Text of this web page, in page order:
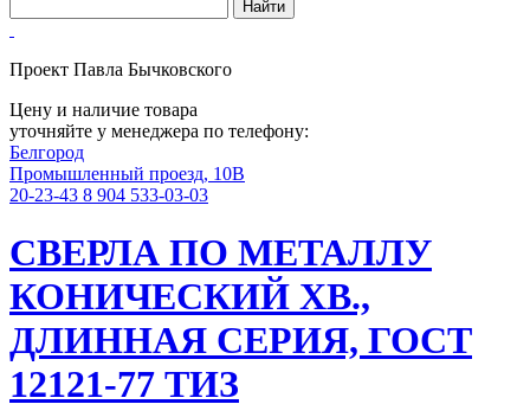
Проект Павла Бычковского
Цену и наличие товара
уточняйте у менеджера по телефону:
Белгород
Промышленный проезд, 10В
20-23-43 8 904 533-03-03
СВЕРЛА ПО МЕТАЛЛУ
КОНИЧЕСКИЙ ХВ.,
ДЛИННАЯ СЕРИЯ, ГОСТ
12121-77 ТИЗ